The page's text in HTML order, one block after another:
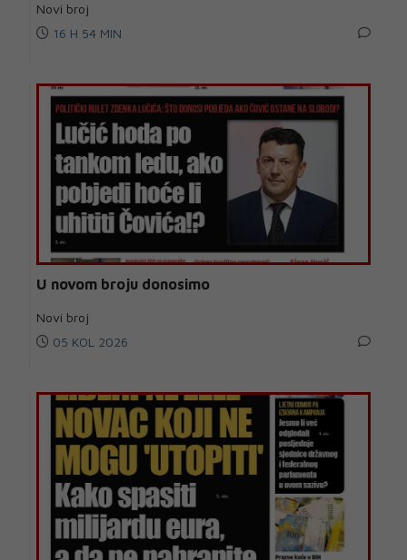
Novi broj
16 H 54 MIN
U novom broju donosimo
Novi broj
05 KOL 2026